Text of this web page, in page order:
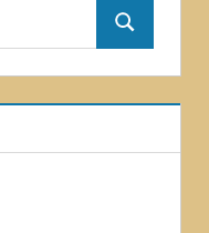
Suchen